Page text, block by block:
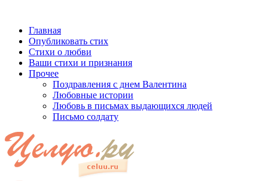
Главная
Опубликовать стих
Стихи о любви
Ваши стихи и признания
Прочее
Поздравления с днем Валентина
Любовные истории
Любовь в письмах выдающихся людей
Письмо солдату